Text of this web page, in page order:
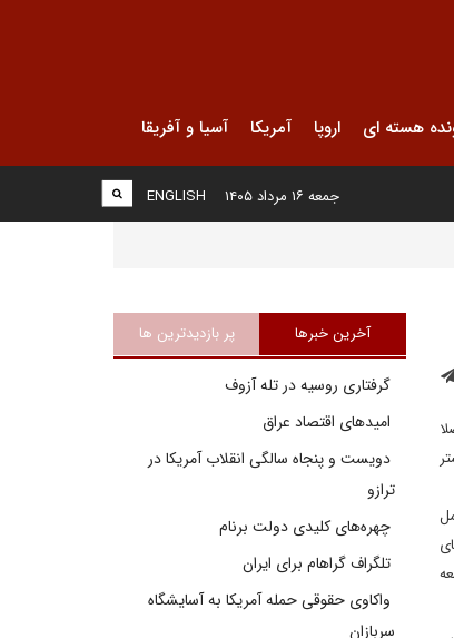
هسته ای اروپا آمریکا آسیا و آفریقا
ENGLISH جمعه ۱۶ مرداد ۱۴۰۵
ها (شامل
های
آخرین خبرها پر بازدیدترین ها
گرفتاری روسیه در تله آزوف
امیدهای اقتصاد عراق
دویست و پنجاه سالگی انقلاب آمریکا در
ترازو
چهره‌های کلیدی دولت برنام
تلگراف گراهام برای ایران
واکاوی حقوقی حمله آمریکا به آسایشگاه
سربازان